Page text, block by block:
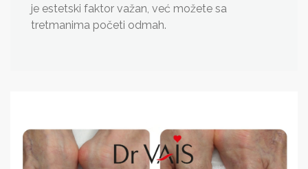
je estetski faktor važan, već možete sa
tretmanima početi odmah.